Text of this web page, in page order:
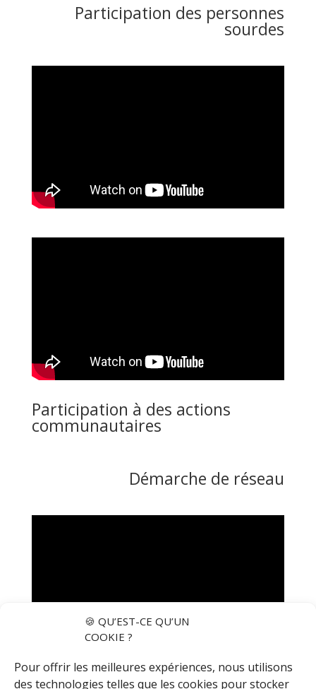
🍪 QU’EST-CE QU’UN
COOKIE ?
Pour offrir les meilleures expériences, nous utilisons
des technologies telles que les cookies pour stocker
Participation des personnes
sourdes
Participation à des actions
communautaires
Démarche de réseau